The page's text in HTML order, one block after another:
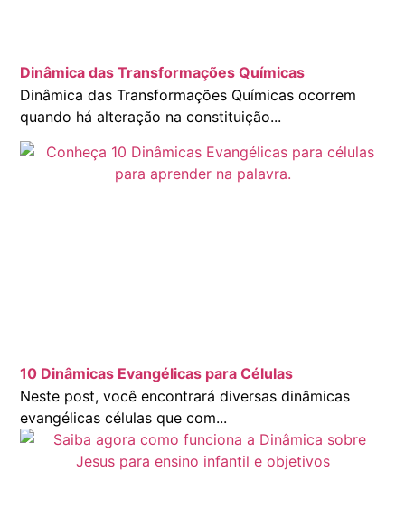
Dinâmica das Transformações Químicas
Dinâmica das Transformações Químicas ocorrem
quando há alteração na constituição...
10 Dinâmicas Evangélicas para Células
Neste post, você encontrará diversas dinâmicas
evangélicas células que com...